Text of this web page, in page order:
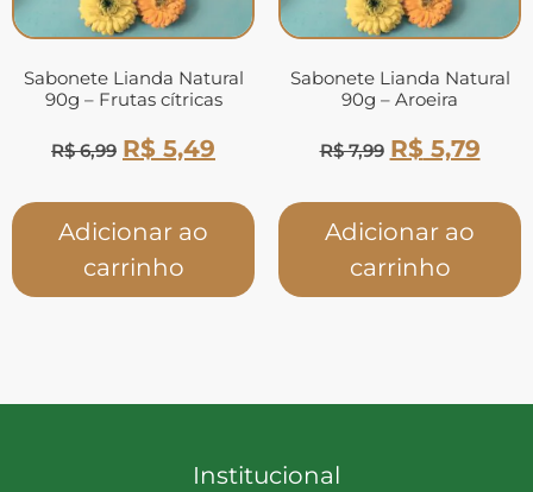
Sabonete Lianda Natural
90g – Frutas cítricas
R$6,99 R$ 5,49
Adicionar ao
carrinho
Sabonete Lianda Natural
90g – Aroeira
R$7,99 R$5,79
Adicionar ao
carrinho
Institucional